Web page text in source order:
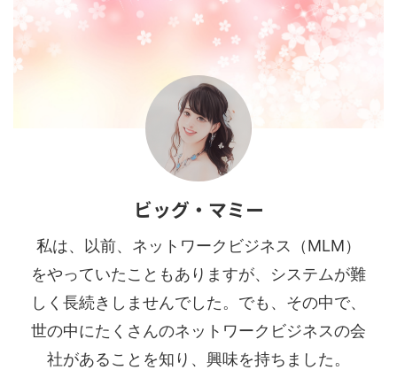
ビッグ・マミー
私は、以前、ネットワークビジネス（MLM）
をやっていたこともありますが、システムが難
しく長続きしませんでした。でも、その中で、
世の中にたくさんのネットワークビジネスの会
社があることを知り、興味を持ちました。